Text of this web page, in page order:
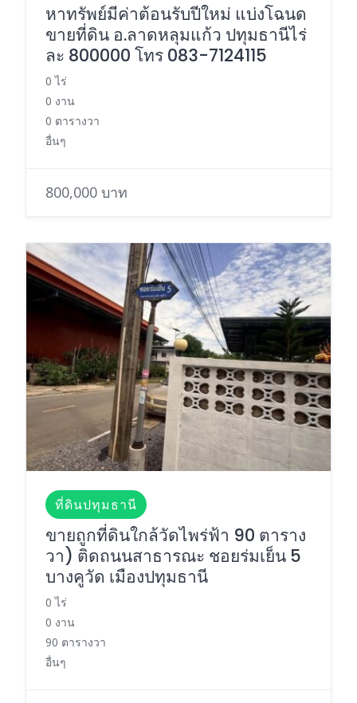
หาทรัพย์มีค่าต้อนรับปีใหม่ แบ่งโฉนด
ขายที่ดิน อ.ลาดหลุมแก้ว ปทุมธานีไร่
ละ 800000 โทร 083-7124115
0 ไร่
0 งาน
0 ตารางวา
อื่นๆ
800,000 บาท
ที่ดินปทุมธานี
ขายถูกที่ดินใกล้วัดไพร่ฟ้า 90 ตาราง
วา) ติดถนนสาธารณะ ชอยร่มเย็น 5
บางคูวัด เมืองปทุมธานี
0 ไร่
0 งาน
90 ตารางวา
อื่นๆ